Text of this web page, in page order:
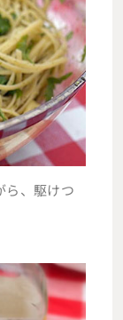
ら、駆けつ